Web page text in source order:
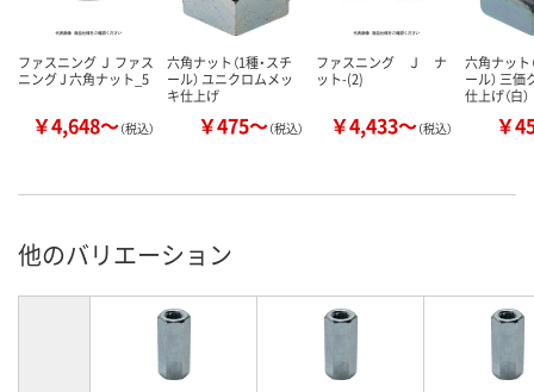
ファスニング Ｊ ファス
ニング J 六角ナット_5
￥4,648～（税込）
六角ナット（1種・スチ
ール） ユニクロムメッ
キ仕上げ
￥475～（税込）
ファスニング Ｊ ナ
ット-(2)
￥4,433～（税込）
六角ナット
ール） 三
仕上げ（白）
￥
他のバリエーション